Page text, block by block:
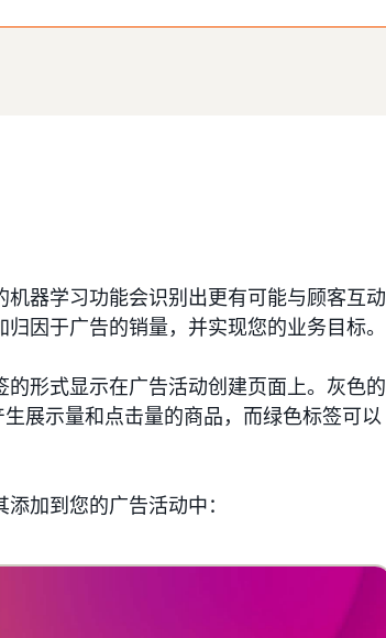
器学习功能会识别出更有可能与顾客互动
因于广告的销量，并实现您的业务目标。
形式显示在广告活动创建页面上。灰色的
展示量和点击量的商品，而绿色标签可以
加到您的广告活动中：